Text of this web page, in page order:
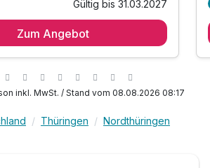
Frühstück vom Buffet
bei Anreise im Zimmer
mit 6 Saunen
Cardiogeräte im Fitness-Studio
Gültig bis 31.03.2027
Zum Angebot
inkl. MwSt. / Stand vom 08.08.2026 08:17
Thüringen
Nordthüringen